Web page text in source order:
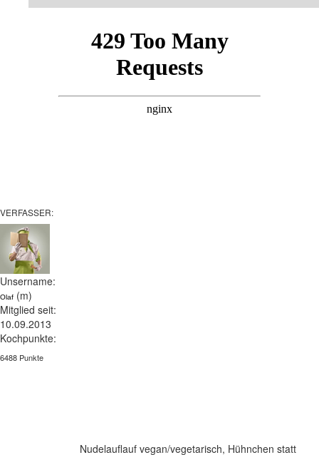
VERFASSER:
Unsername:
Olaf (m)
Mitglied seit:
10.09.2013
Kochpunkte:
6488 Punkte
Nudelauflauf vegan/vegetarisch, Hühnchen statt